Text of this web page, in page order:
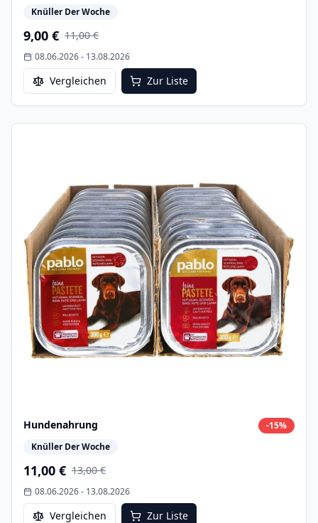
Knüller Der Woche
9,00 € 11,00 €
08.06.2026- 13.08.2026
Vergleichen Zur Liste
Hundenahrung -15%
Knüller Der Woche
11,00 € 13,00 €
08.06.2026- 13.08.2026
Vergleichen Zur Liste